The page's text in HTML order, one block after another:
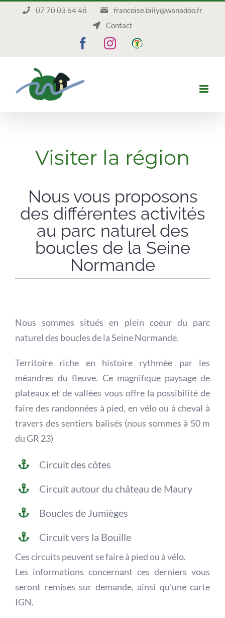
07 70 03 64 48
francoise.billy@wanadoo.fr
Contact
FacebookInstagram
Gîte
Visiter la région
Nous vous proposons
des différentes activités
au parc naturel des
boucles de la Seine
Normande
Nous sommes situés en plein coeur du parc
naturel des boucles de la Seine Normande.
Territoire riche en histoire rythmée par les
méandres du fleuve. Ce magnifique paysage de
plateaux et de vallées vous offre la possibilité de
faire des randonnées à pied, en vélo ou à cheval à
travers des sentiers balisés (nous sommes à 50 m
du GR 23)
Circuit des côtes
Circuit autour du château de Maury
Boucles de Jumièges
Circuit vers la Bouille
Ces circuits peuvent se faire à pied ou à vélo.
Les informations concernant ces derniers vous
seront remises sur demande, ainsi qu’une carte
IGN.